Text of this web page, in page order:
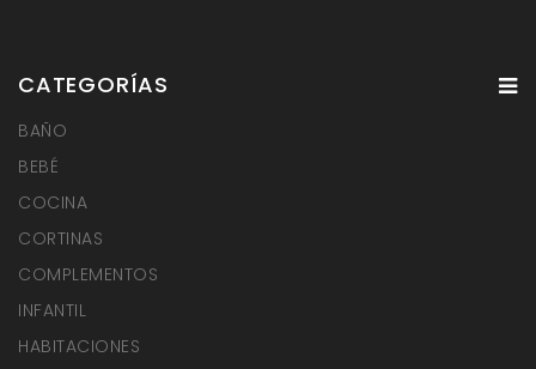
CATEGORÍAS
BAÑO
BEBÉ
COCINA
CORTINAS
COMPLEMENTOS
INFANTIL
HABITACIONES